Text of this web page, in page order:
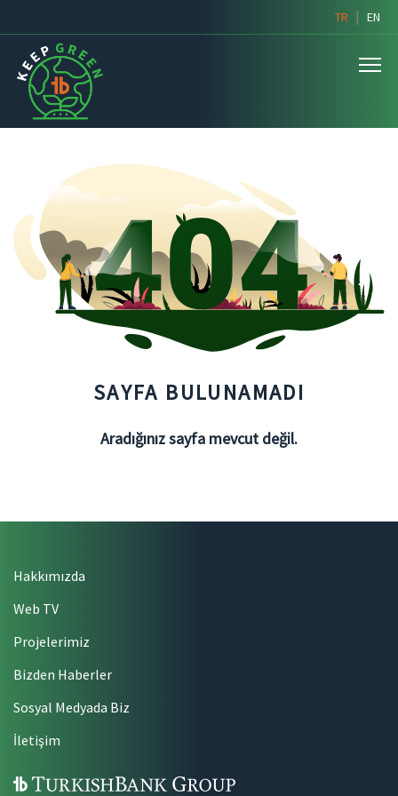
TR | EN
SAYFA BULUNAMADI
Aradığınız sayfa mevcut değil.
Hakkımızda
Web TV
Projelerimiz
Bizden Haberler
Sosyal Medyada Biz
İletişim